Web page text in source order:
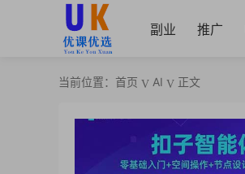
副业 推广
当前位置： 首页 AI 正文